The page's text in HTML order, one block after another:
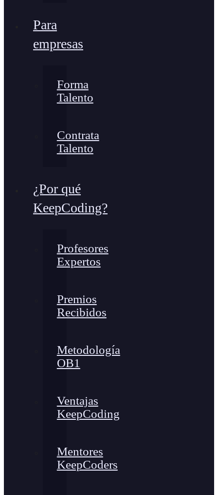
Para
empresas
Forma
Talento
Contrata
Talento
¿Por qué
KeepCoding?
Profesores
Expertos
Premios
Recibidos
Metodología
OB1
Ventajas
KeepCoding
Mentores
KeepCoders